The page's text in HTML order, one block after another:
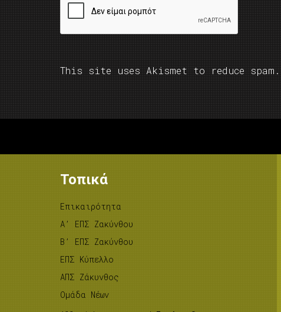
This site uses Akismet to reduce spam.
Τοπικά
Επικαιρότητα
A’ ΕΠΣ Ζακύνθου
B’ ΕΠΣ Ζακύνθου
ΕΠΣ Κύπελλο
ΑΠΣ Ζάκυνθος
Ομάδα Νέων